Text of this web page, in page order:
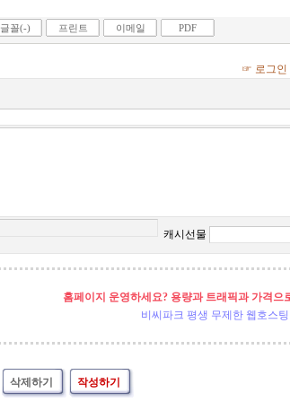
글꼴(-) 프린트 이메일 PDF
☞ 로그인
캐시선물
홈페이지 운영하세요? 용량과 트래픽과 가격으
비씨파크 평생 무제한 웹호스팅
삭제하기 작성하기